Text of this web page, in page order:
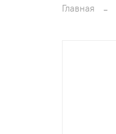
Главная